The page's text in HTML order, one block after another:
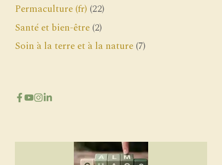
Permaculture (fr) (22)
Santé et bien-être (2)
Soin à la terre et à la nature (7)